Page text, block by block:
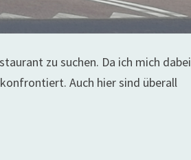
zu suchen. Da ich mich dabei
Auch hier sind überall